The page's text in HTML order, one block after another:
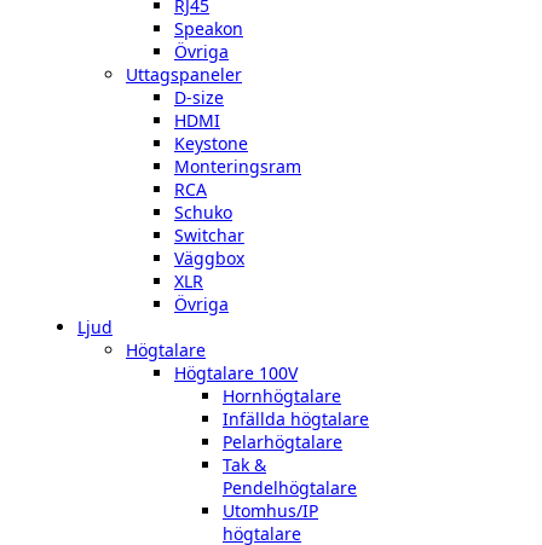
RJ45
Speakon
Övriga
Uttagspaneler
D-size
HDMI
Keystone
Monteringsram
RCA
Schuko
Switchar
Väggbox
XLR
Övriga
Ljud
Högtalare
Högtalare 100V
Hornhögtalare
Infällda högtalare
Pelarhögtalare
Tak &
Pendelhögtalare
Utomhus/IP
högtalare